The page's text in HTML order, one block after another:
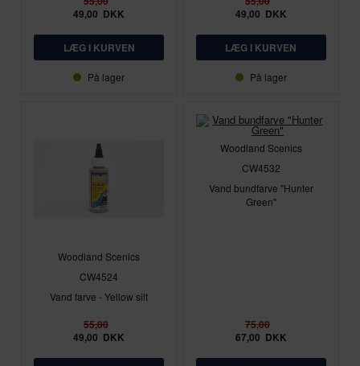
49,00 DKK
På lager
49,00 DKK
På lager
Woodland Scenics
CW4524
Vand farve - Yellow silt
55,00
49,00 DKK
Woodland Scenics
CW4532
Vand bundfarve "Hunter
Green"
75,00
67,00 DKK